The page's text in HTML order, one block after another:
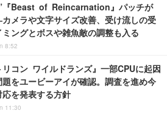
『Beast of Reincarnation』パッチが
メラや文字サイズ改善、受け流しの受
ミングとボスや雑魚敵の調整も入る
8:52
リコン ワイルドランズ』一部CPUに起因
題をユービーアイが確認。調査を進め今
応を発表する方針
11:30